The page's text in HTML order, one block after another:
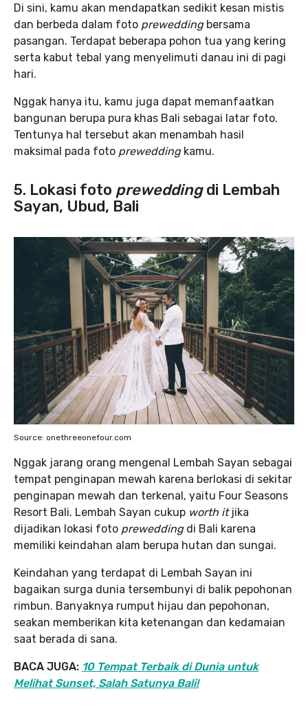
Di sini, kamu akan mendapatkan sedikit kesan mistis
dan berbeda dalam foto prewedding bersama
pasangan. Terdapat beberapa pohon tua yang kering
serta kabut tebal yang menyelimuti danau ini di pagi
hari.
Nggak hanya itu, kamu juga dapat memanfaatkan
bangunan berupa pura khas Bali sebagai latar foto.
Tentunya hal tersebut akan menambah hasil
maksimal pada foto preweddingkamu.
5. Lokasi foto preweddingdi Lembah
Sayan, Ubud, Bali
Source: onethreeonefour.com
Nggak jarang orang mengenal Lembah Sayan sebagai
tempat penginapan mewah karena berlokasi di sekitar
penginapan mewah dan terkenal, yaitu Four Seasons
Resort Bali. Lembah Sayan cukup worth itjika
dijadikan lokasi foto preweddingdi Bali karena
memiliki keindahan alam berupa hutan dan sungai.
Keindahan yang terdapat di Lembah Sayan ini
bagaikan surga dunia tersembunyi di balik pepohonan
rimbun. Banyaknya rumput hijau dan pepohonan,
seakan memberikan kita ketenangan dan kedamaian
saat berada di sana.
BACA JUGA: 10 Tempat Terbaik di Dunia untuk
Melihat Sunset, Salah Satunya Bali!